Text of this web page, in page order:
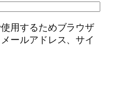
用するためブラウザ
ールアドレス、サイ